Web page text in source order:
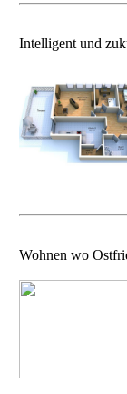
Intelligent und
Wohnen wo